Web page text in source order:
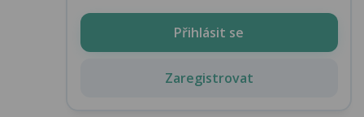
Přihlásit se
Zaregistrovat